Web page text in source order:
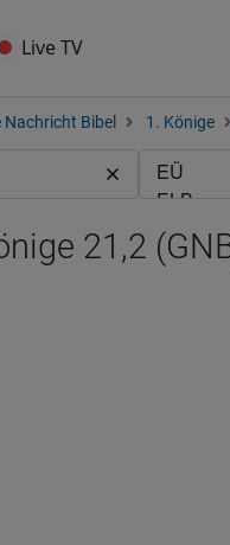
Live TV
Nachricht Bibel 1. Könige
21,2